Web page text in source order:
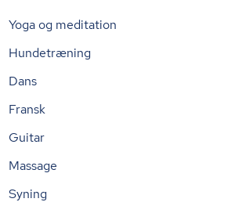
Yoga og meditation
Hundetræning
Dans
Fransk
Guitar
Massage
Syning